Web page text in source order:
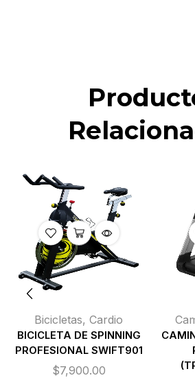
Bicicletas, Cardio
BICICLETA DE SPINNING
PROFESIONAL SWIFT901
$7,900.00